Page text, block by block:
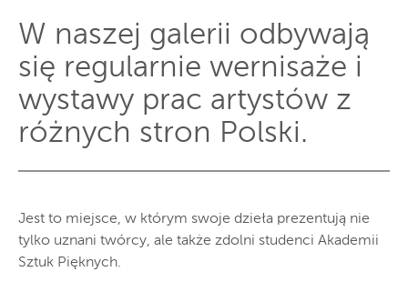
W naszej galerii odbywają
się regularnie wernisaże i
wystawy prac artystów z
różnych stron Polski.
Jest to miejsce, w którym swoje dzieła prezentują nie
tylko uznani twórcy, ale także zdolni studenci Akademii
Sztuk Pięknych.